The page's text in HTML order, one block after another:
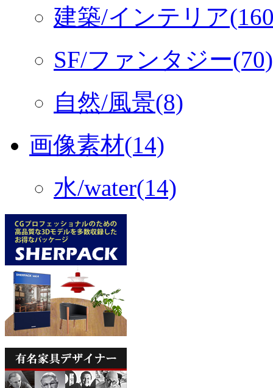
建築/インテリア
SF/ファンタジー(70)
自然/風景(8)
画像素材(14)
水/water(14)